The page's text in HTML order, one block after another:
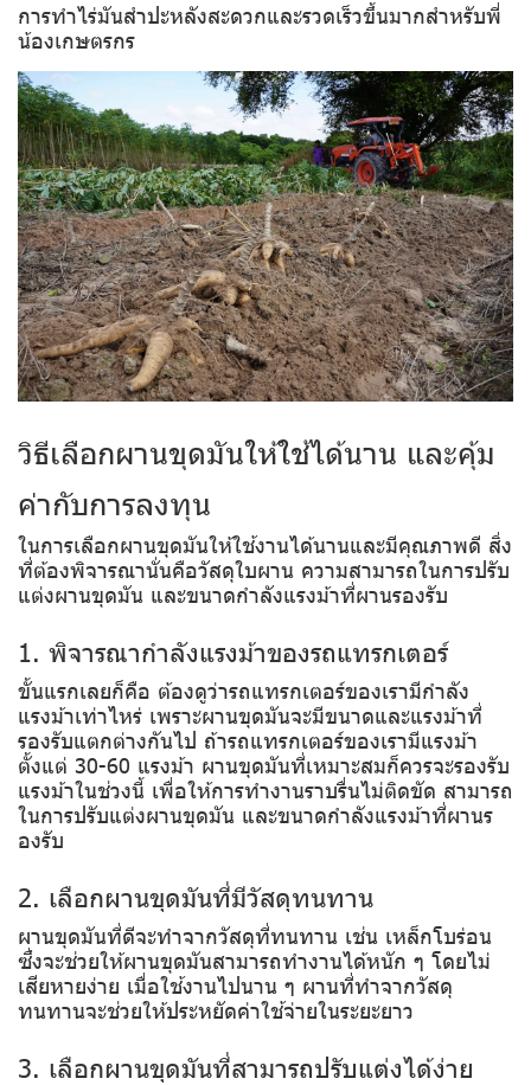
การทำไร่มันสำปะหลังสะดวกและรวดเร็วขึ้นมากสำหรับพี่
น้องเกษตรกร
วิธีเลือกผานขุดมันให้ใช้ได้นาน และคุ้ม
ค่ากับการลงทุน
ในการเลือกผานขุดมันให้ใช้งานได้นานและมีคุณภาพดี สิ่ง
ที่ต้องพิจารณานั่นคือวัสดุใบผาน ความสามารถในการปรับ
แต่งผานขุดมัน และขนาดกำลังแรงม้าที่ผานรองรับ
1. พิจารณากำลังแรงม้าของรถแทรกเตอร์
ขั้นแรกเลยก็คือ ต้องดูว่ารถแทรกเตอร์ของเรามีกำลัง
แรงม้าเท่าไหร่ เพราะผานขุดมันจะมีขนาดและแรงม้าที่
รองรับแตกต่างกันไป ถ้ารถแทรกเตอร์ของเรามีแรงม้า
ตั้งแต่ 30-60 แรงม้า ผานขุดมันที่เหมาะสมก็ควรจะรองรับ
แรงม้าในช่วงนี้ เพื่อให้การทำงานราบรื่นไม่ติดขัด สามารถ
ในการปรับแต่งผานขุดมัน และขนาดกำลังแรงม้าที่ผานร
องรับ
2. เลือกผานขุดมันที่มีวัสดุทนทาน
ผานขุดมันที่ดีจะทำจากวัสดุที่ทนทาน เช่น เหล็กโบร่อน
ซึ่งจะช่วยให้ผานขุดมันสามารถทำงานได้หนัก ๆ โดยไม่
เสียหายง่าย เมื่อใช้งานไปนาน ๆ ผานที่ทำจากวัสดุ
ทนทานจะช่วยให้ประหยัดค่าใช้จ่ายในระยะยาว
3. เลือกผานขุดมันที่สามารถปรับแต่งได้ง่าย